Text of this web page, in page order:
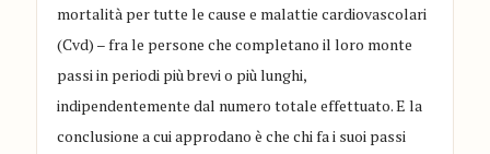
mortalità per tutte le cause e malattie cardiovascolari
(Cvd) – fra le persone che completano il loro monte
passi in periodi più brevi o più lunghi,
indipendentemente dal numero totale effettuato. E la
conclusione a cui approdano è che chi fa i suoi passi